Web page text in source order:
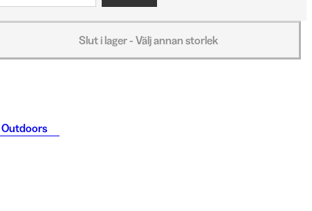
Slut i lager - Välj annan storlek
Outdoors